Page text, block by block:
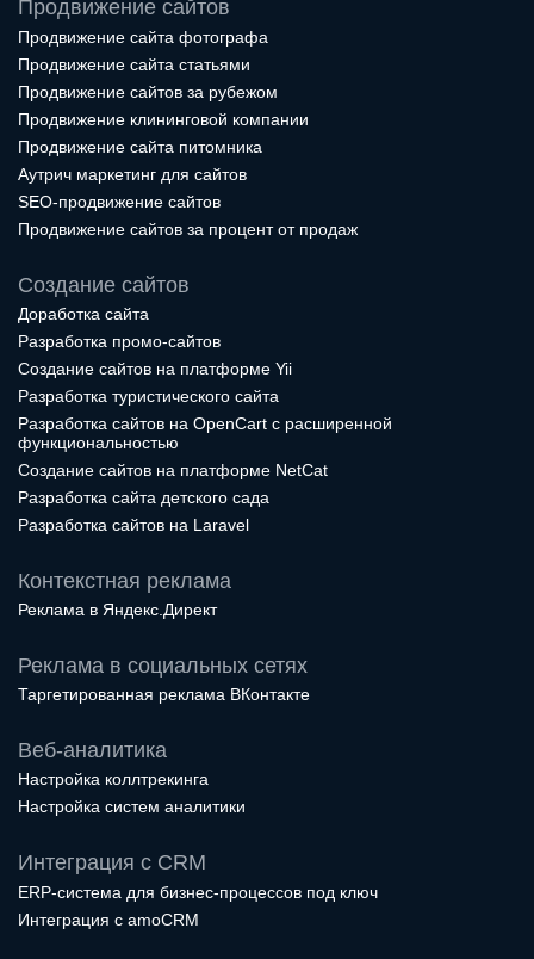
Продвижение сайтов
Продвижение сайта фотографа
Продвижение сайта статьями
Продвижение сайтов за рубежом
Продвижение клининговой компании
Продвижение сайта питомника
Аутрич маркетинг для сайтов
SEO-продвижение сайтов
Продвижение сайтов за процент от продаж
Создание сайтов
Доработка сайта
Разработка промо-сайтов
Создание сайтов на платформе Yii
Разработка туристического сайта
Разработка сайтов на OpenCart с расширенной
функциональностью
Создание сайтов на платформе NetCat
Разработка сайта детского сада
Разработка сайтов на Laravel
Контекстная реклама
Реклама в Яндекс.Директ
Реклама в социальных сетях
Таргетированная реклама ВКонтакте
Веб-аналитика
Настройка коллтрекинга
Настройка систем аналитики
Интеграция с CRM
ERP-система для бизнес-процессов под ключ
Интеграция с amoCRM